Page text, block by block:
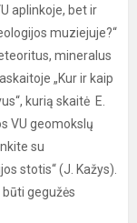
aplinkoje, bet ir
muziejuje?“
mineralus
„Kur ir kaip
kurią skaitė E.
VU geomokslų
su
stotis“ (J. Kažys).
gegužės